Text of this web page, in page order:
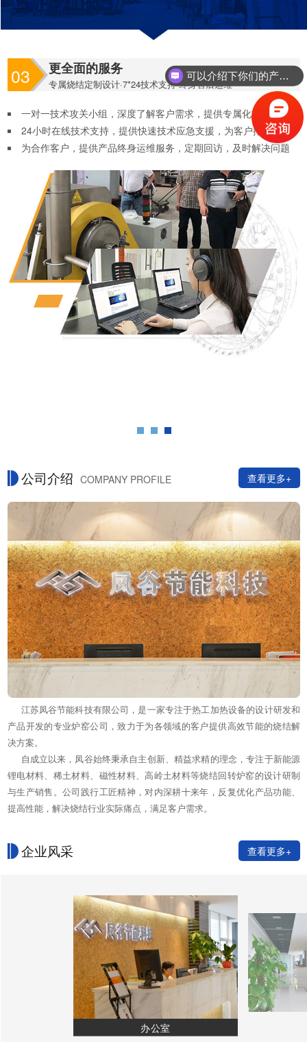
03 更全面的服务
专属烧结定制设计·7*24技术支持·终身售后运维
一对一技术攻关小组，深度了解客户需求，提供专属化方案定制
24小时在线技术支持，提供快速技术应急支援，为客户排忧解难
为合作客户，提供产品终身运维服务，定期回访，及时解决问题
公司介绍 COMPANY PROFILE 查看更多+
江苏凤谷节能科技有限公司，是一家专注于热工加热设备的设计研发和
产品开发的专业炉窑公司，致力于为各领域的客户提供高效节能的烧结解
决方案。
自成立以来，凤谷始终秉承自主创新、精益求精的理念，专注于新能源
锂电材料、稀土材料、磁性材料、高岭土材料等烧结回转炉窑的设计研制
与生产销售。公司践行工匠精神，对内深耕十来年，反复优化产品功能、
提高性能，解决烧结行业实际痛点，满足客户需求。
企业风采 查看更多+
办公室
你们是怎么收费的呢？